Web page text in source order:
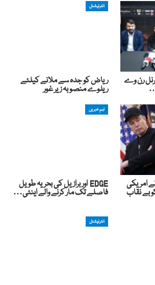
رن وے
انٹرنیشنل
ریاض کو جدہ سے ملانے کیلئے
ریلوے منصوبہ زیر غور
امریکی
بے نقاب
اہم خبریں
EDGE اور برازیل کی بحریہ طویل
فاصلے تک مار کرنے والے اینٹی…
انٹرنیشنل